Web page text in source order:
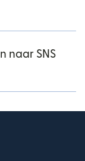
naar SNS